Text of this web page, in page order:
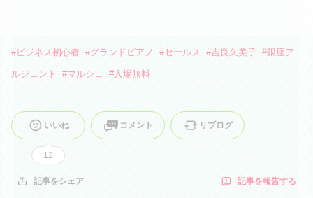
#ビジネス初心者 #グランドピアノ #セールス #吉良久美子 #銀座ア
ルジェント #マルシェ #入場無料
いいね
12
コメント リブログ
記事をシェア 記事を報告する